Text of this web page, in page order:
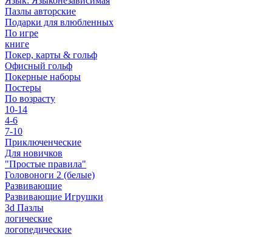
Пазлы авторские
Подарки для влюбленных
По игре
книге
Покер, карты & гольф
Офисный гольф
Покерные наборы
Постеры
По возрасту
10-14
4-6
7-10
Приключенческие
Для новичков
"Простые правила"
Головоноги 2 (белые)
Развивающие
Развивающие Игрушки
3d Пазлы
логические
логопедические